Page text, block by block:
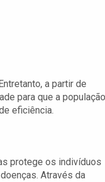
a partir de
para que a população
eficiência.
protege os indivíduos
Através da